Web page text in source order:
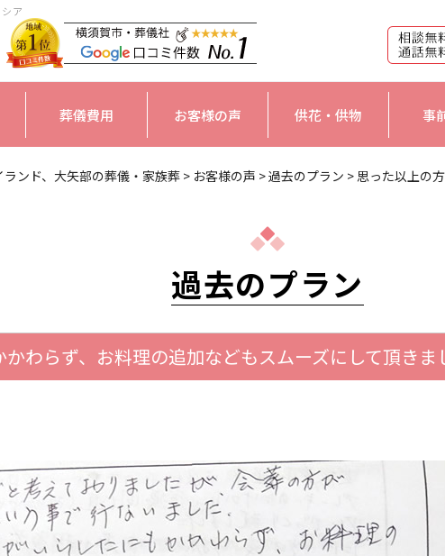
ア
葬儀費用 お客様の声 供花・供物 事
ランド、大矢部の葬儀・家族葬 > お客様の声 >過去のプラン > 思った以上の
過去のプラン
わらず、お料理の追加などもスムーズにして頂きま